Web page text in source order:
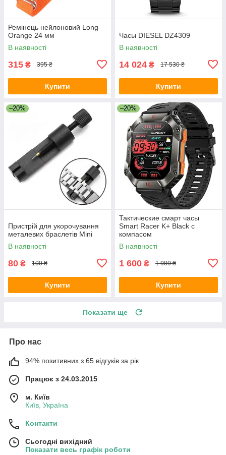
Ремінець нейлоновий Long
Orange 24 мм
В наявності
315 ₴ 395 ₴
Купити
Часы DIESEL DZ4309
В наявності
14 024 ₴ 17 530 ₴
Купити
–20%
Пристрій для укорочування
металевих браслетів Mini
В наявності
80 ₴ 100 ₴
Купити
–20%
Тактические смарт часы
Smart Racer K+ Black с
компасом
В наявності
1 600 ₴ 1 989 ₴
Купити
Показати ще
Про нас
94% позитивних з 65 відгуків за рік
Працює з 24.03.2015
м. Київ
Київ, Україна
Контакти
Сьогодні вихідний
Показати весь графік роботи